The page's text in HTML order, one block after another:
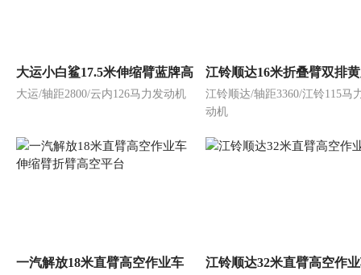
大运小白鲨17.5米伸缩臂蓝牌高
空作业车
大运/轴距2800/云内126马力发动机
江铃顺达16米折叠臂双排
高空作业车
江铃顺达/轴距3360/江铃115马
动机
一汽解放18米直臂高空作业车
江铃顺达32米直臂高空作